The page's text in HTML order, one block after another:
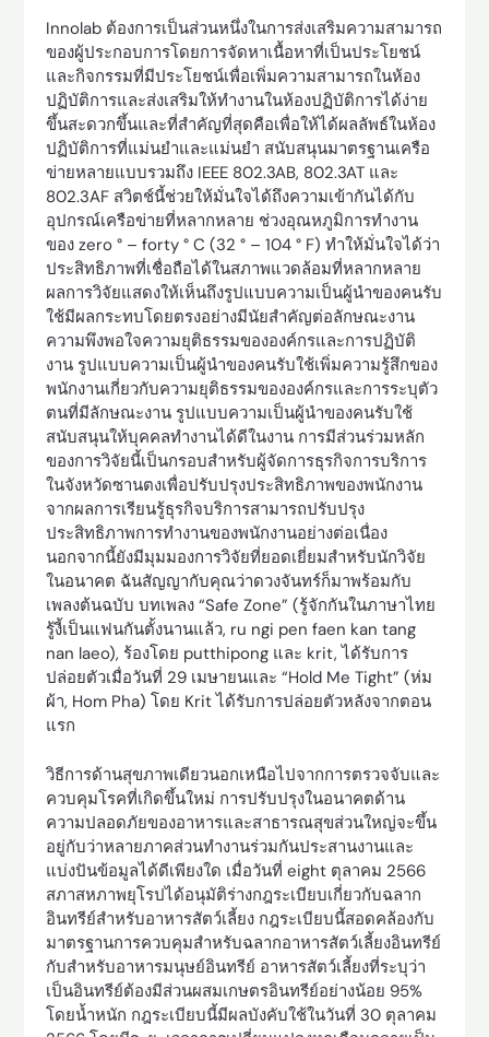
Innolab ต้องการเป็นส่วนหนึ่งในการส่งเสริมความสามารถ
ของผู้ประกอบการโดยการจัดหาเนื้อหาที่เป็นประโยชน์
และกิจกรรมที่มีประโยชน์เพื่อเพิ่มความสามารถในห้อง
ปฏิบัติการและส่งเสริมให้ทำงานในห้องปฏิบัติการได้ง่าย
ขึ้นสะดวกขึ้นและที่สำคัญที่สุดคือเพื่อให้ได้ผลลัพธ์ในห้อง
ปฏิบัติการที่แม่นยำและแม่นยำ สนับสนุนมาตรฐานเครือ
ข่ายหลายแบบรวมถึง IEEE 802.3AB, 802.3AT และ
802.3AF สวิตช์นี้ช่วยให้มั่นใจได้ถึงความเข้ากันได้กับ
อุปกรณ์เครือข่ายที่หลากหลาย ช่วงอุณหภูมิการทำงาน
ของ zero ° – forty ° C (32 ° – 104 ° F) ทำให้มั่นใจได้ว่า
ประสิทธิภาพที่เชื่อถือได้ในสภาพแวดล้อมที่หลากหลาย
ผลการวิจัยแสดงให้เห็นถึงรูปแบบความเป็นผู้นำของคนรับ
ใช้มีผลกระทบโดยตรงอย่างมีนัยสำคัญต่อลักษณะงาน
ความพึงพอใจความยุติธรรมขององค์กรและการปฏิบัติ
งาน รูปแบบความเป็นผู้นำของคนรับใช้เพิ่มความรู้สึกของ
พนักงานเกี่ยวกับความยุติธรรมขององค์กรและการระบุตัว
ตนที่มีลักษณะงาน รูปแบบความเป็นผู้นำของคนรับใช้
สนับสนุนให้บุคคลทำงานได้ดีในงาน การมีส่วนร่วมหลัก
ของการวิจัยนี้เป็นกรอบสำหรับผู้จัดการธุรกิจการบริการ
ในจังหวัดซานตงเพื่อปรับปรุงประสิทธิภาพของพนักงาน
จากผลการเรียนรู้ธุรกิจบริการสามารถปรับปรุง
ประสิทธิภาพการทำงานของพนักงานอย่างต่อเนื่อง
นอกจากนี้ยังมีมุมมองการวิจัยที่ยอดเยี่ยมสำหรับนักวิจัย
ในอนาคต ฉันสัญญากับคุณว่าดวงจันทร์ก็มาพร้อมกับ
เพลงต้นฉบับ บทเพลง “Safe Zone” (รู้จักกันในภาษาไทย
รู้งี้เป็นแฟนกันตั้งนานแล้ว, ru ngi pen faen kan tang
nan laeo), ร้องโดย putthipong และ krit, ได้รับการ
ปล่อยตัวเมื่อวันที่ 29 เมษายนและ “Hold Me Tight” (ห่ม
ผ้า, Hom Pha) โดย Krit ได้รับการปล่อยตัวหลังจากตอน
แรก
วิธีการด้านสุขภาพเดียวนอกเหนือไปจากการตรวจจับและ
ควบคุมโรคที่เกิดขึ้นใหม่ การปรับปรุงในอนาคตด้าน
ความปลอดภัยของอาหารและสาธารณสุขส่วนใหญ่จะขึ้น
อยู่กับว่าหลายภาคส่วนทำงานร่วมกันประสานงานและ
แบ่งปันข้อมูลได้ดีเพียงใด เมื่อวันที่ eight ตุลาคม 2566
สภาสหภาพยุโรปได้อนุมัติร่างกฎระเบียบเกี่ยวกับฉลาก
อินทรีย์สำหรับอาหารสัตว์เลี้ยง กฎระเบียบนี้สอดคล้องกับ
มาตรฐานการควบคุมสำหรับฉลากอาหารสัตว์เลี้ยงอินทรีย์
กับสำหรับอาหารมนุษย์อินทรีย์ อาหารสัตว์เลี้ยงที่ระบุว่า
เป็นอินทรีย์ต้องมีส่วนผสมเกษตรอินทรีย์อย่างน้อย 95%
โดยน้ำหนัก กฎระเบียบนี้มีผลบังคับใช้ในวันที่ 30 ตุลาคม